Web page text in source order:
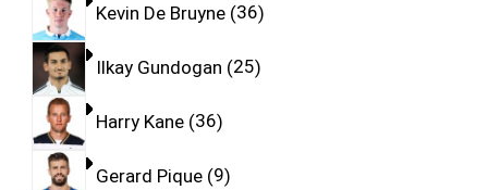
Kevin De Bruyne 36
Ilkay Gundogan 25
Harry Kane 36
Gerard Pique 9